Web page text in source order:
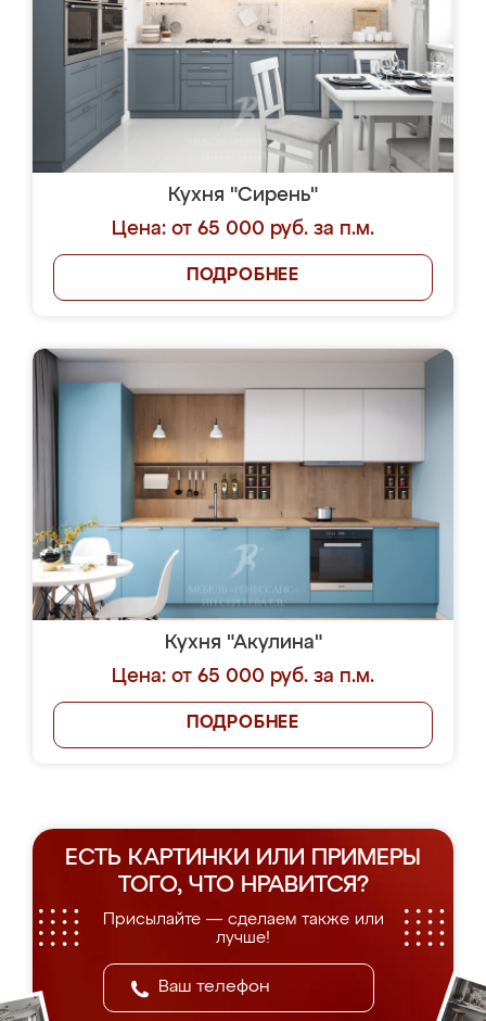
Кухня "Сирень"
Цена: от 65 000 руб. за п.м.
ПОДРОБНЕЕ
Кухня "Акулина"
Цена: от 65 000 руб. за п.м.
ПОДРОБНЕЕ
ЕСТЬ КАРТИНКИ ИЛИ ПРИМЕРЫ
ТОГО, ЧТО НРАВИТСЯ?
Присылайте — сделаем также или
лучше!